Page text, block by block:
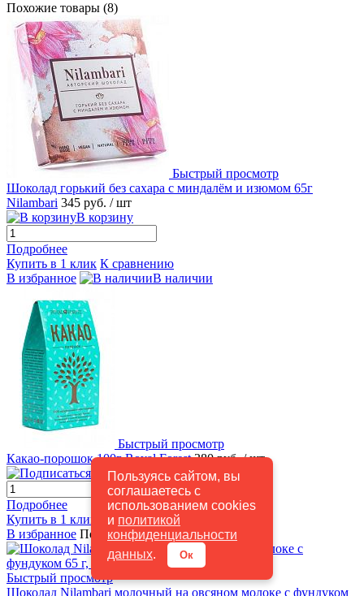
Пользуясь сайтом, вы
соглашаетесь с
использованием cookies
и политикой
конфиденциальности
данных. Ок
Похожие товары (8)
Быстрый просмотр
Шоколад горький без сахара с миндалём и изюмом 65г
Nilambari 345 руб. / шт
В корзину
Подробнее
Купить в 1 клик К сравнению
В избранное
В наличии
Быстрый просмотр
Какао-порошок 100г Royal Forest 380 руб./ шт
Подписаться
Подробнее
Купить в 1 клик
К сравнению
В избранное Под заказ
Быстрый просмотр
Шоколад Nilambari молочный на овсяном молоке с фундуком